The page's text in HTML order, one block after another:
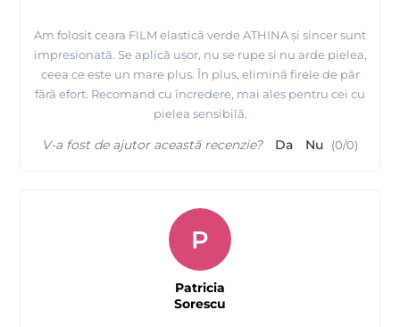
Am folosit ceara FILM elastică verde ATHINA și sincer sunt
impresionată. Se aplică ușor, nu se rupe și nu arde pielea,
ceea ce este un mare plus. În plus, elimină firele de păr
fără efort. Recomand cu încredere, mai ales pentru cei cu
pielea sensibilă.
V-a fost de ajutor această recenzie? Da Nu (0/0)
P
Patricia
Sorescu